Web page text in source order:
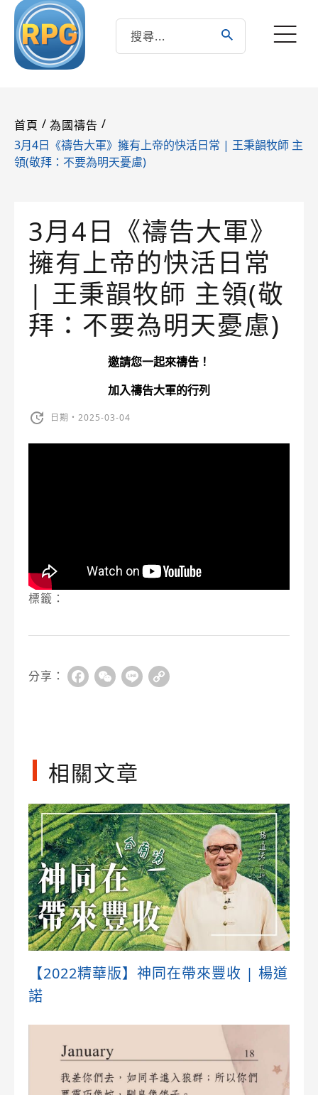
首頁 / 為國禱告 /
3月4日《禱告大軍》擁有上帝的快活日常 | 王秉韻牧師 主
領(敬拜：不要為明天憂慮)
3月4日《禱告大軍》
擁有上帝的快活日常
| 王秉韻牧師 主領(敬
拜：不要為明天憂慮)
邀請您一起來禱告！
加入禱告大軍的行列
日期・2025-03-04
標籤：
分享： FacebookWeChat
Line
相關文章
【2022精華版】神同在帶來豐收 | 楊道
諾